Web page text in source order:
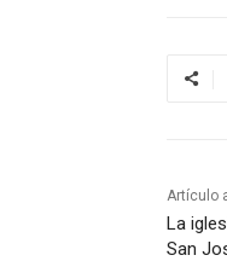
Artículo
La
San